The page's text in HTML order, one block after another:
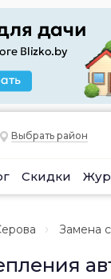
Выбрать район
Скидки
Замена